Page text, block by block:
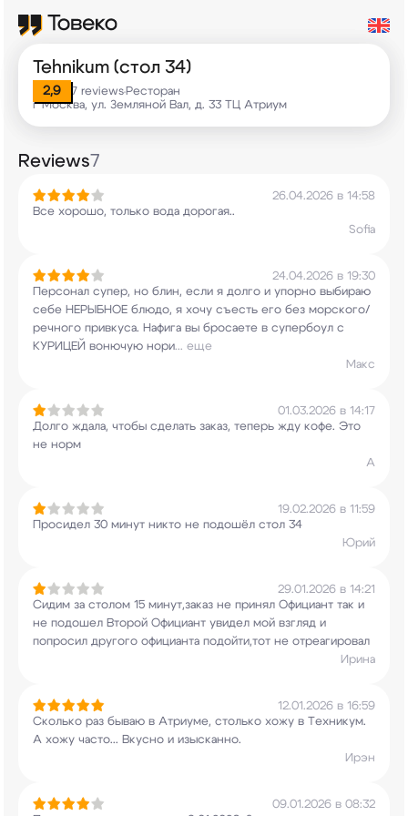
Tehnikum (стол 34)
2,9 7 reviews•Ресторан
г Москва, ул. Земляной Вал, д. 33 ТЦ Атриум
Reviews7
26.04.2026 в 14:58
Все хорошо, только вода дорогая..
Sofia
24.04.2026 в 19:30
Персонал супер, но блин, если я долго и упорно выбираю
себе НЕРЫБНОЕ блюдо, я хочу съесть его без морского/
речного привкуса. Нафига вы бросаете в супербоул с
КУРИЦЕЙ вонючую нори... еще
Макс
01.03.2026 в 14:17
Долго ждала, чтобы сделать заказ, теперь жду кофе. Это
не норм
А
19.02.2026 в 11:59
Просидел 30 минут никто не подошёл стол 34
Юрий
29.01.2026 в 14:21
Сидим за столом 15 минут,заказ не принял Официант так и
не подошел Второй Официант увидел мой взгляд и
попросил другого официанта подойти,тот не отреагировал
Ирина
12.01.2026 в 16:59
Сколько раз бываю в Атриуме, столько хожу в Техникум.
А хожу часто... Вкусно и изысканно.
Ирэн
09.01.2026 в 08:32